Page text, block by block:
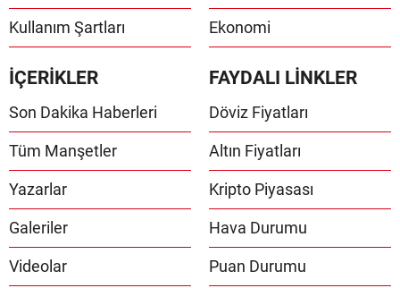
Kullanım Şartları Ekonomi
İÇERİKLER
Son Dakika Haberleri
Tüm Manşetler
Yazarlar
Galeriler
Videolar
FAYDALI LİNKLER
Döviz Fiyatları
Altın Fiyatları
Kripto Piyasası
Hava Durumu
Puan Durumu